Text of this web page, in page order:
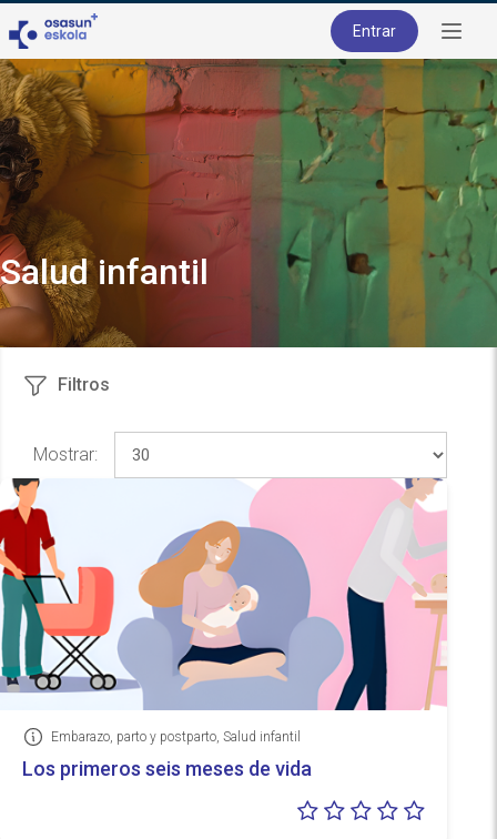
Entrar
Salud infantil
Filtros
Mostrar:
Información
Embarazo, parto y postparto, Salud infantil
Los primeros seis meses de vida